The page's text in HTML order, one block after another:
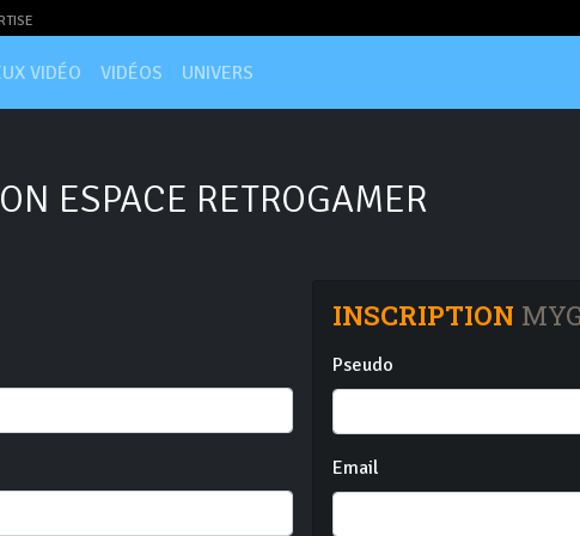
VIDÉO VIDÉOS UNIVERS
ESPACE RETROGAMER
INSCRIPTION
Pseudo
Email